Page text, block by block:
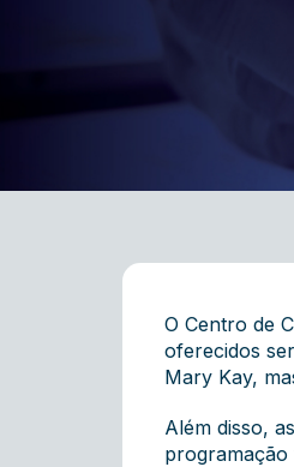
O Centro de
oferecidos
Mary Kay,
Além disso,
programação